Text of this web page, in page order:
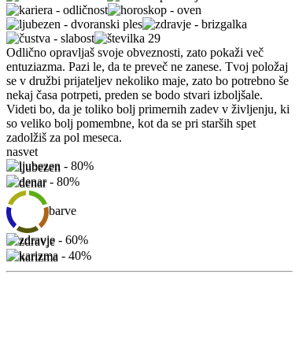
Odlično opravljaš svoje obveznosti, zato pokaži več
entuziazma. Pazi le, da te preveč ne zanese. Tvoj položaj
se v družbi prijateljev nekoliko maje, zato bo potrebno še
nekaj časa potrpeti, preden se bodo stvari izboljšale.
Videti bo, da je toliko bolj primernih zadev v življenju, ki
so veliko bolj pomembne, kot da se pri starših spet
zadolžiš za pol meseca.
nasvet
ljubezen
denar
barve
zdravje
karizma